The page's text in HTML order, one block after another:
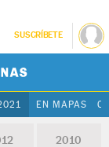
SUSCRÍBETE
EN MAPAS
2010